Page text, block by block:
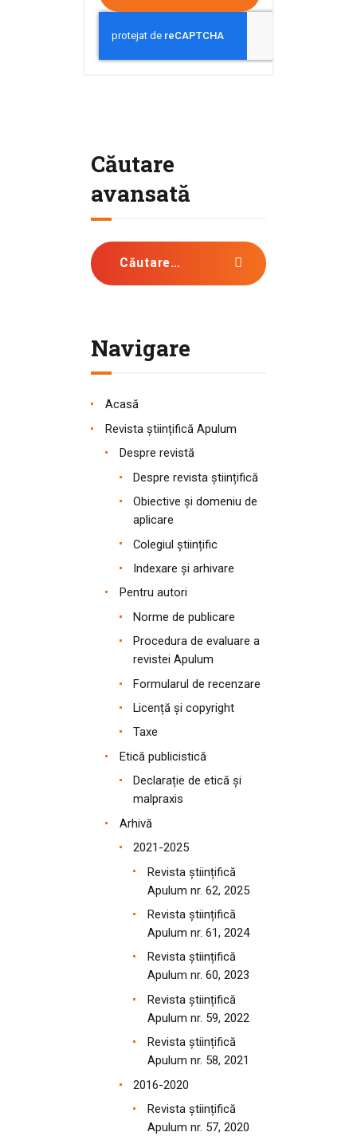
Căutare
avansată
Caută după:
Navigare
Acasă
Revista științifică Apulum
Despre revistă
Despre revista științifică
Obiective și domeniu de
aplicare
Colegiul științific
Indexare și arhivare
Pentru autori
Norme de publicare
Procedura de evaluare a
revistei Apulum
Formularul de recenzare
Licență și copyright
Taxe
Etică publicistică
Declarație de etică și
malpraxis
Arhivă
2021-2025
Revista științifică
Apulum nr. 62, 2025
Revista științifică
Apulum nr. 61, 2024
Revista științifică
Apulum nr. 60, 2023
Revista științifică
Apulum nr. 59, 2022
Revista științifică
Apulum nr. 58, 2021
2016-2020
Revista științifică
Apulum nr. 57, 2020